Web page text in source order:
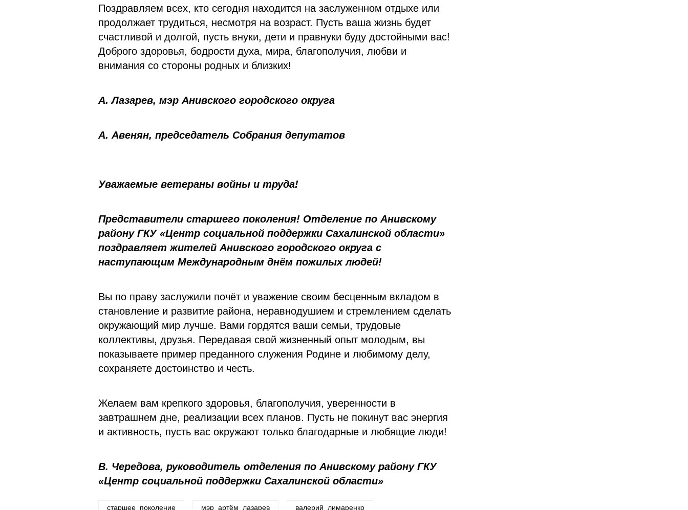
Поздравляем всех, кто сегодня находится на заслуженном отдыхе или
продолжает трудиться, несмотря на возраст. Пусть ваша жизнь будет
счастливой и долгой, пусть внуки, дети и правнуки буду достойными вас!
Доброго здоровья, бодрости духа, мира, благополучия, любви и
внимания со стороны родных и близких!
А. Лазарев, мэр Анивского городского округа
А. Авенян, председатель Собрания депутатов
Уважаемые ветераны войны и труда!
Представители старшего поколения! Отделение по Анивскому
району ГКУ «Центр социальной поддержки Сахалинской области»
поздравляет жителей Анивского городского округа с
наступающим Международным днём пожилых людей!
Вы по праву заслужили почёт и уважение своим бесценным вкладом в
становление и развитие района, неравнодушием и стремлением сделать
окружающий мир лучше. Вами гордятся ваши семьи, трудовые
коллективы, друзья. Передавая свой жизненный опыт молодым, вы
показываете пример преданного служения Родине и любимому делу,
сохраняете достоинство и честь.
Желаем вам крепкого здоровья, благополучия, уверенности в
завтрашнем дне, реализации всех планов. Пусть не покинут вас энергия
и активность, пусть вас окружают только благодарные и любящие люди!
В. Чередова, руководитель отделения по Анивскому району ГКУ
«Центр социальной поддержки Сахалинской области»
старшее_поколение мэр_артём_лазарев валерий_лимаренко